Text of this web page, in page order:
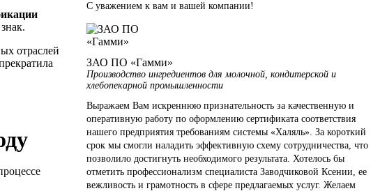
отраслей
С уважением к вам и вашей компании!
ЗАО ПО «Гамми»
Производство ингредиентов для молочной, кондитерской и
хлебопекарной промышленности
Выражаем Вам искреннюю признательность за качественную и
оперативную работу по оформлению сертификата соответствия
нашего предприятия требованиям системы «Халяль». За короткий
срок мы смогли наладить эффективную схему сотрудничества, что
позволило достигнуть необходимого результата. Хотелось бы
отметить профессионализм специалиста Заводчиковой Ксении, ее
вежливость и грамотность в сфере предлагаемых услуг. Желаем